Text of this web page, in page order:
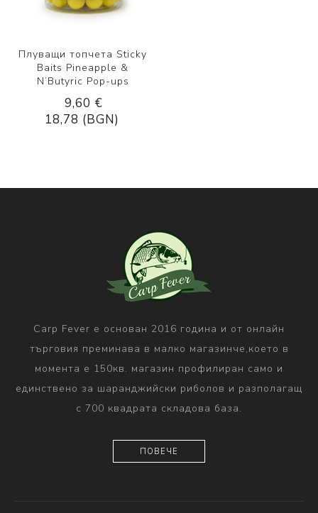
Плуващи топчета Sticky
Baits Pineapple &
N’Butyric Pop-ups
9,60 €
18,78 (BGN)
Carp Fever е основан 2016 година и от онлайн
търговия преминава в малко магазинче,което в
момента е 150кв. магазин профилиран само и
единствено за шаранджийски риболов и разполагащ
с 700 квадрата складова база.
ПОВЕЧЕ